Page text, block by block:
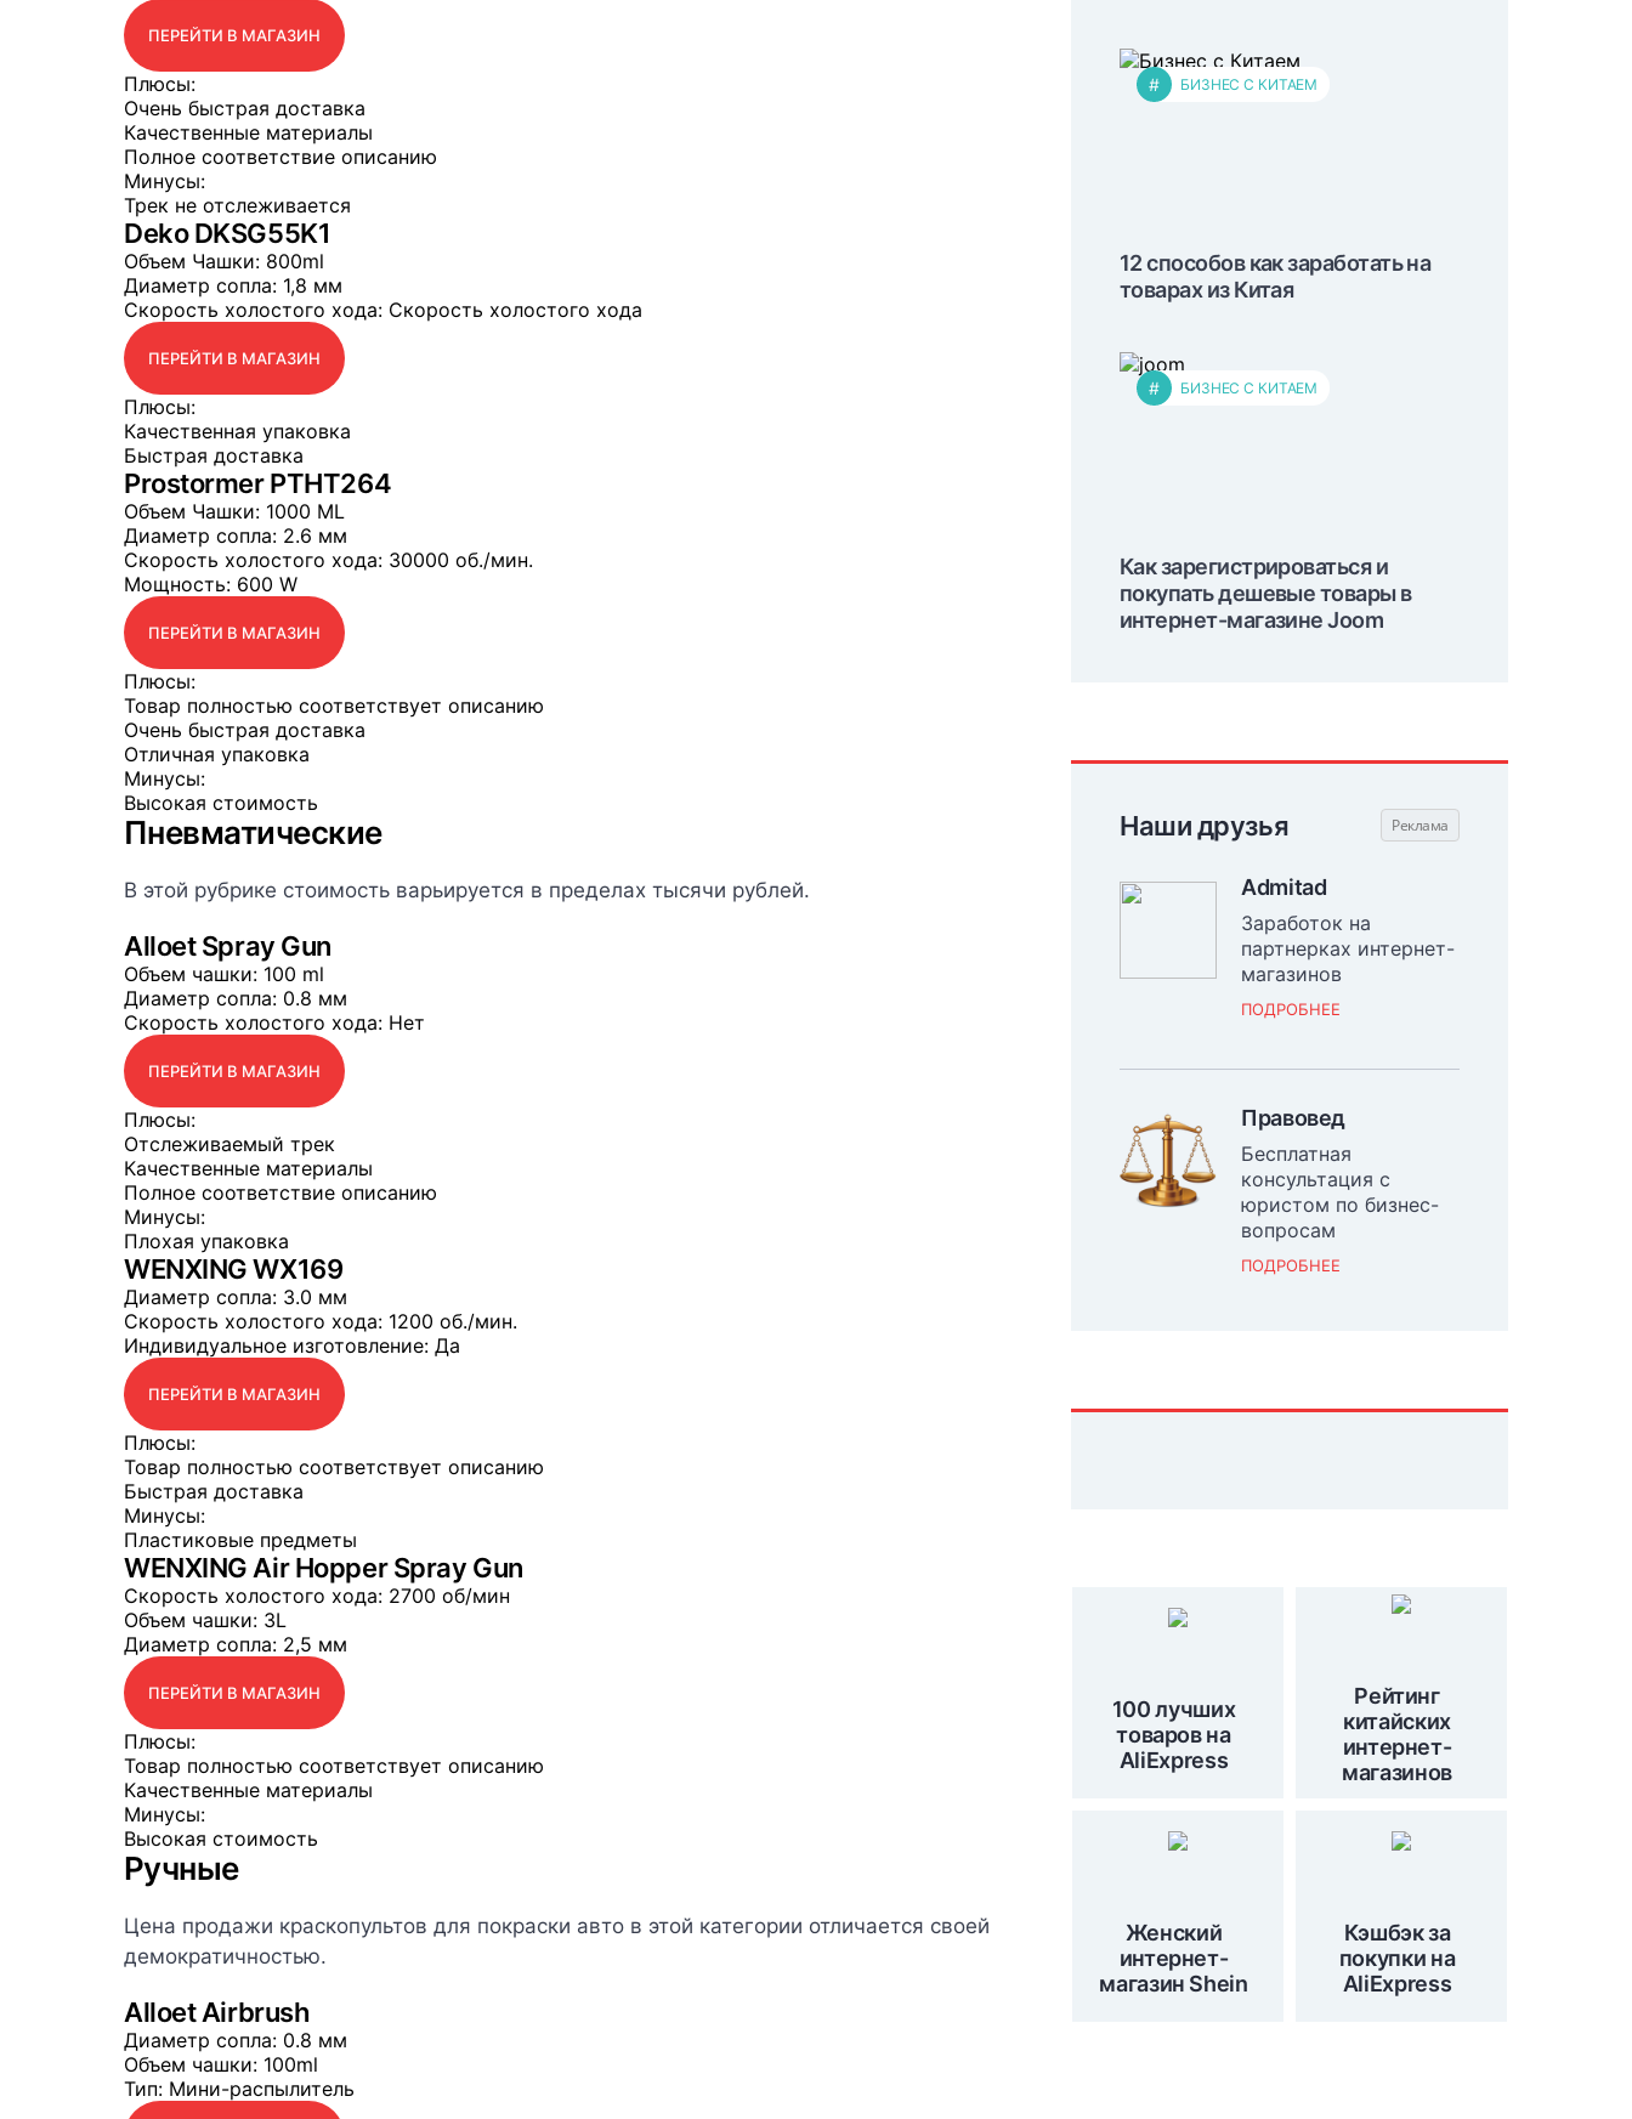
ПЕРЕЙТИ В МАГАЗИН
Плюсы:
Очень быстрая доставка
Качественные материалы
Полное соответствие описанию
Минусы:
Трек не отслеживается
Deko DKSG55K1
Объем Чашки: 800ml
Диаметр сопла: 1,8 мм
Скорость холостого хода: Скорость холостого хода
ПЕРЕЙТИ В МАГАЗИН
Плюсы:
Качественная упаковка
Быстрая доставка
Prostormer PTHT264
Объем Чашки: 1000 ML
Диаметр сопла: 2.6 мм
Скорость холостого хода: 30000 об./мин.
Мощность: 600 W
ПЕРЕЙТИ В МАГАЗИН
Плюсы:
Товар полностью соответствует описанию
Очень быстрая доставка
Отличная упаковка
Минусы:
Высокая стоимость
Пневматические
В этой рубрике стоимость варьируется в пределах тысячи рублей.
Alloet Spray Gun
Объем чашки: 100 ml
Диаметр сопла: 0.8 мм
Скорость холостого хода: Нет
ПЕРЕЙТИ В МАГАЗИН
Плюсы:
Отслеживаемый трек
Качественные материалы
Полное соответствие описанию
Минусы:
Плохая упаковка
WENXING WX169
Диаметр сопла: 3.0 мм
Скорость холостого хода: 1200 об./мин.
Индивидуальное изготовление: Да
ПЕРЕЙТИ В МАГАЗИН
Плюсы:
Товар полностью соответствует описанию
Быстрая доставка
Минусы:
Пластиковые предметы
WENXING Air Hopper Spray Gun
Скорость холостого хода: 2700 об/мин
Объем чашки: 3L
Диаметр сопла: 2,5 мм
ПЕРЕЙТИ В МАГАЗИН
Плюсы:
Товар полностью соответствует описанию
Качественные материалы
Минусы:
Высокая стоимость
Ручные
Цена продажи краскопультов для покраски авто в этой категории отличается своей
демократичностью.
Alloet Airbrush
Диаметр сопла: 0.8 мм
Объем чашки: 100ml
Тип: Мини-распылитель
# БИЗНЕС С КИТАЕМ
12 способов как заработать на
товарах из Китая
# БИЗНЕС С КИТАЕМ
Как зарегистрироваться и
покупать дешевые товары в
интернет-магазине Joom
Наши друзья
Admitad
Заработок на
партнерках интернет-
магазинов
ПОДРОБНЕЕ
Правовед
Бесплатная
консультация с
юристом по бизнес-
вопросам
ПОДРОБНЕЕ
100 лучших
товаров на
AliExpress
Рейтинг
китайских
интернет-
магазинов
Женский
интернет-
магазин Shein
Кэшбэк за
покупки на
AliExpress